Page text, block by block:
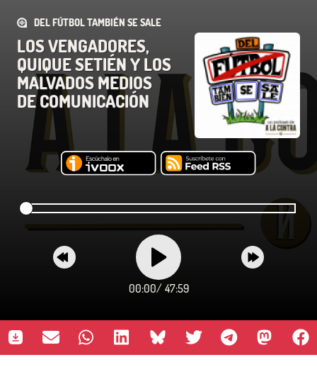
DEL FÚTBOL TAMBIÉN SE SALE
LOS VENGADORES,
QUIQUE SETIÉN Y LOS
MALVADOS MEDIOS
DE COMUNICACIÓN
00:00/ 47:59